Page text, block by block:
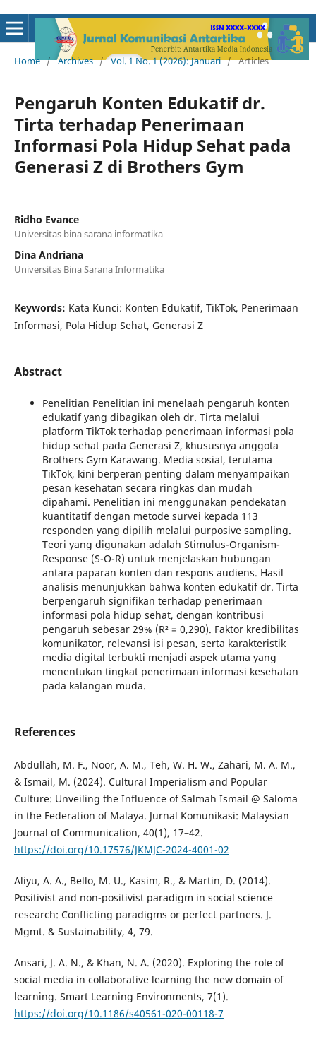
Home / Archives / Vol. 1 No. 1 (2026): Januari / Articles
Pengaruh Konten Edukatif dr.
Tirta terhadap Penerimaan
Informasi Pola Hidup Sehat pada
Generasi Z di Brothers Gym
Ridho Evance
Universitas bina sarana informatika
Dina Andriana
Universitas Bina Sarana Informatika
Keywords: Kata Kunci: Konten Edukatif, TikTok, Penerimaan
Informasi, Pola Hidup Sehat, Generasi Z
Abstract
Penelitian Penelitian ini menelaah pengaruh konten
edukatif yang dibagikan oleh dr. Tirta melalui
platform TikTok terhadap penerimaan informasi pola
hidup sehat pada Generasi Z, khususnya anggota
Brothers Gym Karawang. Media sosial, terutama
TikTok, kini berperan penting dalam menyampaikan
pesan kesehatan secara ringkas dan mudah
dipahami. Penelitian ini menggunakan pendekatan
kuantitatif dengan metode survei kepada 113
responden yang dipilih melalui purposive sampling.
Teori yang digunakan adalah Stimulus-Organism-
Response (S-O-R) untuk menjelaskan hubungan
antara paparan konten dan respons audiens. Hasil
analisis menunjukkan bahwa konten edukatif dr. Tirta
berpengaruh signifikan terhadap penerimaan
informasi pola hidup sehat, dengan kontribusi
pengaruh sebesar 29% (R² = 0,290). Faktor kredibilitas
komunikator, relevansi isi pesan, serta karakteristik
media digital terbukti menjadi aspek utama yang
menentukan tingkat penerimaan informasi kesehatan
pada kalangan muda.
References
Abdullah, M. F., Noor, A. M., Teh, W. H. W., Zahari, M. A. M.,
& Ismail, M. (2024). Cultural Imperialism and Popular
Culture: Unveiling the Influence of Salmah Ismail @ Saloma
in the Federation of Malaya. Jurnal Komunikasi: Malaysian
Journal of Communication, 40(1), 17–42.
https://doi.org/10.17576/JKMJC-2024-4001-02
Aliyu, A. A., Bello, M. U., Kasim, R., & Martin, D. (2014).
Positivist and non-positivist paradigm in social science
research: Conflicting paradigms or perfect partners. J.
Mgmt. & Sustainability, 4, 79.
Ansari, J. A. N., & Khan, N. A. (2020). Exploring the role of
social media in collaborative learning the new domain of
learning. Smart Learning Environments, 7(1).
https://doi.org/10.1186/s40561-020-00118-7